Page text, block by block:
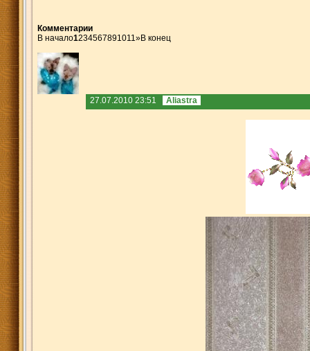
Комментарии
В начало1234567891011»В конец
27.07.2010 23:51 Aliastra